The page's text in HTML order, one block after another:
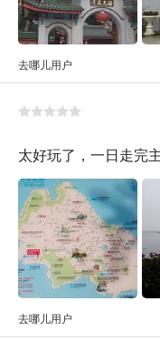
去哪儿用户
太好玩了，一日走完
去哪儿用户